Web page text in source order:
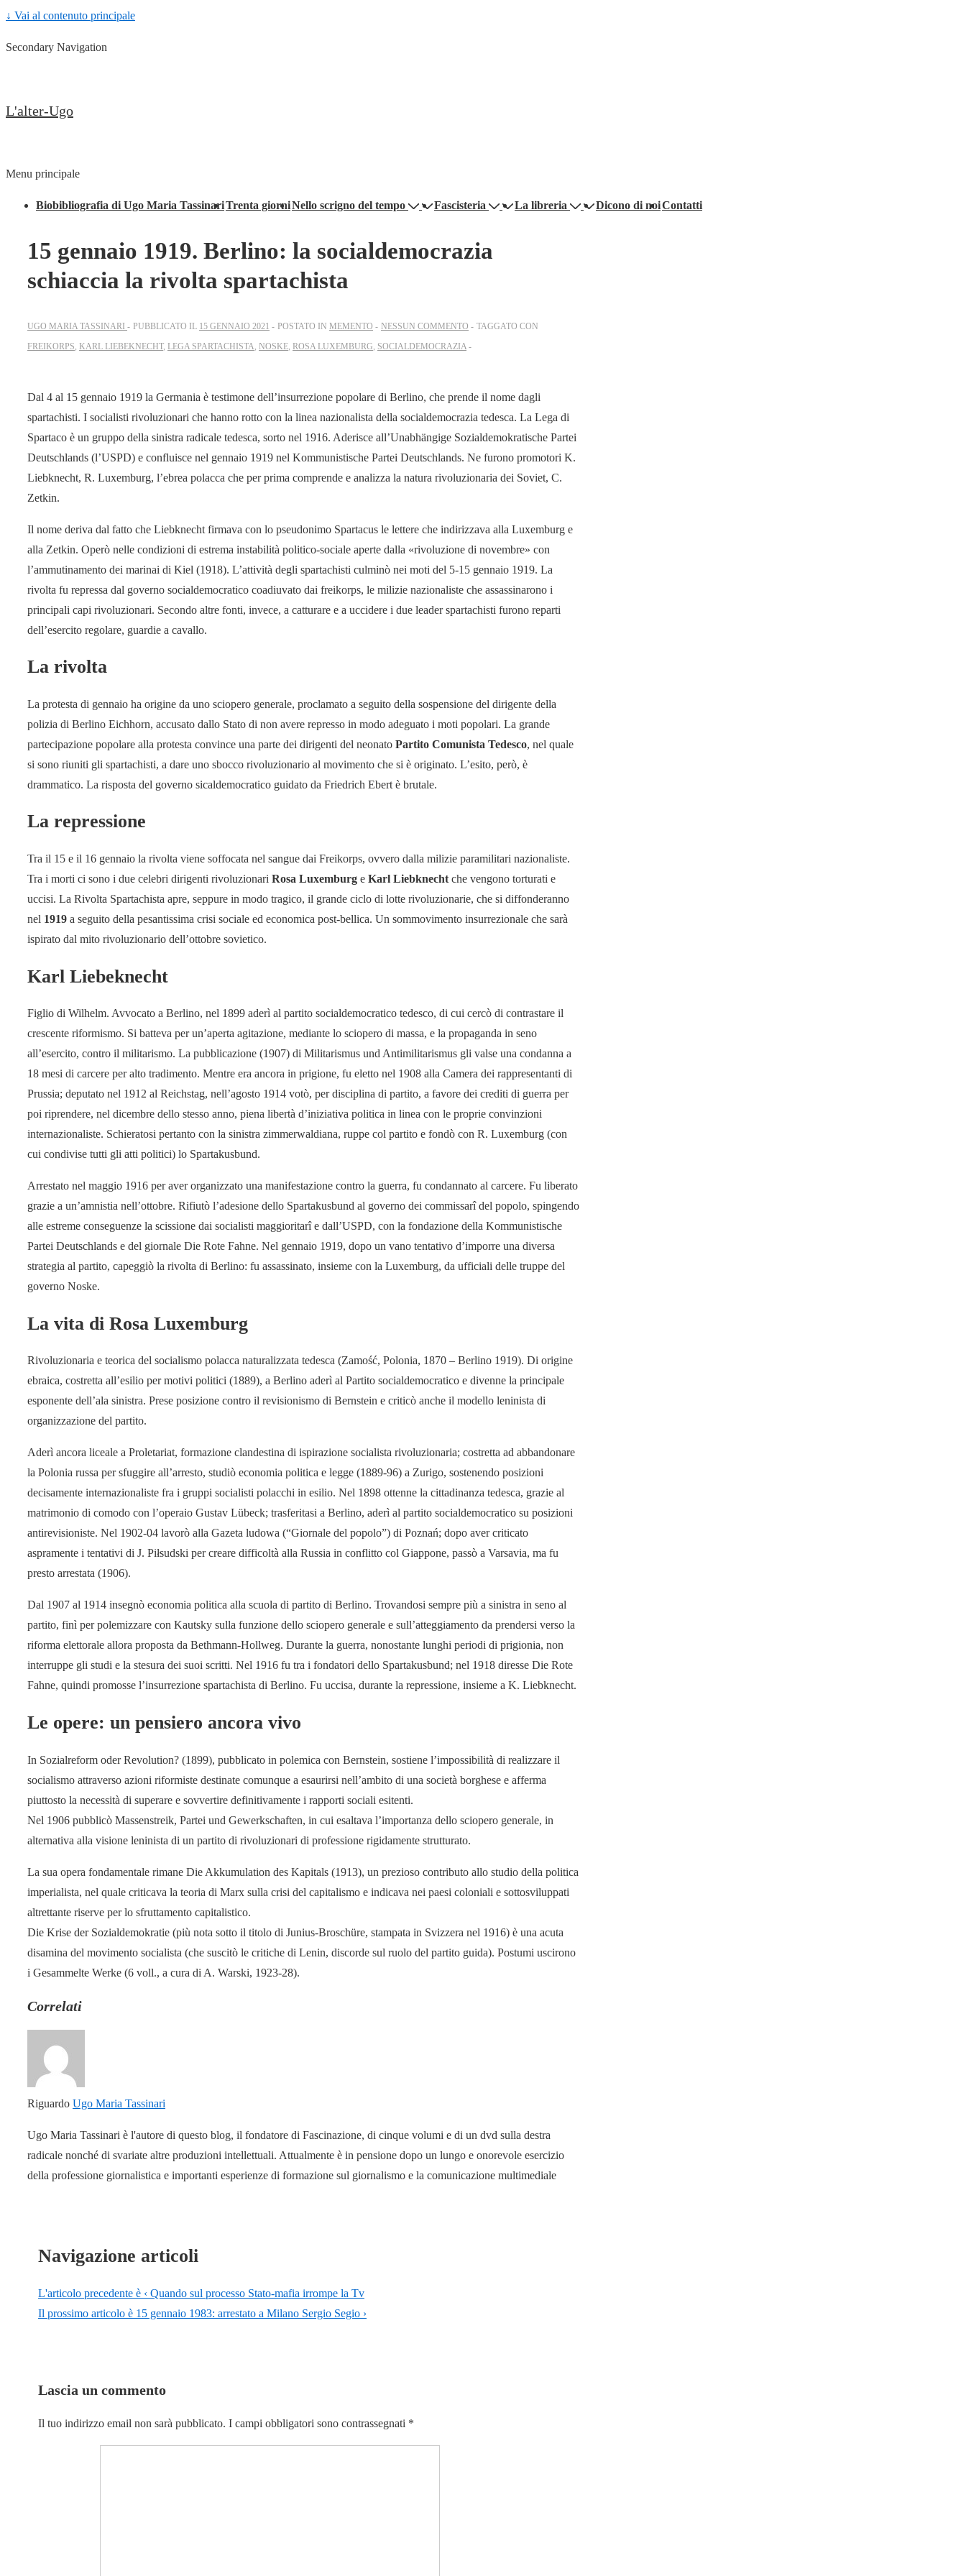
↓ Vai al contenuto principale
Secondary Navigation
L'alter-Ugo
Menu principale
Biobibliografia di Ugo Maria TassinariTrenta giorniNello scrigno del tempo Fascisteria La libreria Dicono di noiContatti
15 gennaio 1919. Berlino: la socialdemocrazia
schiaccia la rivolta spartachista
UGO MARIA TASSINARI PUBBLICATO IL 15 GENNAIO 2021 POSTATO IN MEMENTO NESSUN COMMENTO
TAGGATO CON
FREIKORPS KARL LIEBEKNECHT, LEGA SPARTACHISTA NOSKE ROSA LUXEMBURG SOCIALDEMOCRAZIA
Dal 4 al 15 gennaio 1919 la Germania è testimone dell’insurrezione popolare di Berlino, che prende il nome dagli
spartachisti. I socialisti rivoluzionari che hanno rotto con la linea nazionalista della socialdemocrazia tedesca. La Lega di
Spartaco è un gruppo della sinistra radicale tedesca, sorto nel 1916. Aderisce all’Unabhängige Sozialdemokratische Partei
Deutschlands (l’USPD) e confluisce nel gennaio 1919 nel Kommunistische Partei Deutschlands. Ne furono promotori K.
Liebknecht, R. Luxemburg, l’ebrea polacca che per prima comprende e analizza la natura rivoluzionaria dei Soviet, C.
Zetkin.
Il nome deriva dal fatto che Liebknecht firmava con lo pseudonimo Spartacus le lettere che indirizzava alla Luxemburg e
alla Zetkin. Operò nelle condizioni di estrema instabilità politico-sociale aperte dalla «rivoluzione di novembre» con
l’ammutinamento dei marinai di Kiel (1918). L’attività degli spartachisti culminò nei moti del 5-15 gennaio 1919. La
rivolta fu repressa dal governo socialdemocratico coadiuvato dai freikorps, le milizie nazionaliste che assassinarono i
principali capi rivoluzionari. Secondo altre fonti, invece, a catturare e a uccidere i due leader spartachisti furono reparti
dell’esercito regolare, guardie a cavallo.
La rivolta
La protesta di gennaio ha origine da uno sciopero generale, proclamato a seguito della sospensione del dirigente della
polizia di Berlino Eichhorn, accusato dallo Stato di non avere represso in modo adeguato i moti popolari. La grande
partecipazione popolare alla protesta convince una parte dei dirigenti del neonato Partito Comunista Tedesco, nel quale
si sono riuniti gli spartachisti, a dare uno sbocco rivoluzionario al movimento che si è originato. L’esito, però, è
drammatico. La risposta del governo sicaldemocratico guidato da Friedrich Ebert è brutale.
La repressione
Tra il 15 e il 16 gennaio la rivolta viene soffocata nel sangue dai Freikorps, ovvero dalla milizie paramilitari nazionaliste.
Tra i morti ci sono i due celebri dirigenti rivoluzionari Rosa Luxemburg e Karl Liebknecht che vengono torturati e
uccisi. La Rivolta Spartachista apre, seppure in modo tragico, il grande ciclo di lotte rivoluzionarie, che si diffonderanno
nel 1919 a seguito della pesantissima crisi sociale ed economica post-bellica. Un sommovimento insurrezionale che sarà
ispirato dal mito rivoluzionario dell’ottobre sovietico.
Karl Liebeknecht
Figlio di Wilhelm. Avvocato a Berlino, nel 1899 aderì al partito socialdemocratico tedesco, di cui cercò di contrastare il
crescente riformismo. Si batteva per un’aperta agitazione, mediante lo sciopero di massa, e la propaganda in seno
all’esercito, contro il militarismo. La pubblicazione (1907) di Militarismus und Antimilitarismus gli valse una condanna a
18 mesi di carcere per alto tradimento. Mentre era ancora in prigione, fu eletto nel 1908 alla Camera dei rappresentanti di
Prussia; deputato nel 1912 al Reichstag, nell’agosto 1914 votò, per disciplina di partito, a favore dei crediti di guerra per
poi riprendere, nel dicembre dello stesso anno, piena libertà d’iniziativa politica in linea con le proprie convinzioni
internazionaliste. Schieratosi pertanto con la sinistra zimmerwaldiana, ruppe col partito e fondò con R. Luxemburg (con
cui condivise tutti gli atti politici) lo Spartakusbund.
Arrestato nel maggio 1916 per aver organizzato una manifestazione contro la guerra, fu condannato al carcere. Fu liberato
grazie a un’amnistia nell’ottobre. Rifiutò l’adesione dello Spartakusbund al governo dei commissarî del popolo, spingendo
alle estreme conseguenze la scissione dai socialisti maggioritarî e dall’USPD, con la fondazione della Kommunistische
Partei Deutschlands e del giornale Die Rote Fahne. Nel gennaio 1919, dopo un vano tentativo d’imporre una diversa
strategia al partito, capeggiò la rivolta di Berlino: fu assassinato, insieme con la Luxemburg, da ufficiali delle truppe del
governo Noske.
La vita di Rosa Luxemburg
Rivoluzionaria e teorica del socialismo polacca naturalizzata tedesca (Zamość, Polonia, 1870 – Berlino 1919). Di origine
ebraica, costretta all’esilio per motivi politici (1889), a Berlino aderì al Partito socialdemocratico e divenne la principale
esponente dell’ala sinistra. Prese posizione contro il revisionismo di Bernstein e criticò anche il modello leninista di
organizzazione del partito.
Aderì ancora liceale a Proletariat, formazione clandestina di ispirazione socialista rivoluzionaria; costretta ad abbandonare
la Polonia russa per sfuggire all’arresto, studiò economia politica e legge (1889-96) a Zurigo, sostenendo posizioni
decisamente internazionaliste fra i gruppi socialisti polacchi in esilio. Nel 1898 ottenne la cittadinanza tedesca, grazie al
matrimonio di comodo con l’operaio Gustav Lübeck; trasferitasi a Berlino, aderì al partito socialdemocratico su posizioni
antirevisioniste. Nel 1902-04 lavorò alla Gazeta ludowa (“Giornale del popolo”) di Poznań; dopo aver criticato
aspramente i tentativi di J. Piłsudski per creare difficoltà alla Russia in conflitto col Giappone, passò a Varsavia, ma fu
presto arrestata (1906).
Dal 1907 al 1914 insegnò economia politica alla scuola di partito di Berlino. Trovandosi sempre più a sinistra in seno al
partito, finì per polemizzare con Kautsky sulla funzione dello sciopero generale e sull’atteggiamento da prendersi verso la
riforma elettorale allora proposta da Bethmann-Hollweg. Durante la guerra, nonostante lunghi periodi di prigionia, non
interruppe gli studi e la stesura dei suoi scritti. Nel 1916 fu tra i fondatori dello Spartakusbund; nel 1918 diresse Die Rote
Fahne, quindi promosse l’insurrezione spartachista di Berlino. Fu uccisa, durante la repressione, insieme a K. Liebknecht.
Le opere: un pensiero ancora vivo
In Sozialreform oder Revolution? (1899), pubblicato in polemica con Bernstein, sostiene l’impossibilità di realizzare il
socialismo attraverso azioni riformiste destinate comunque a esaurirsi nell’ambito di una società borghese e afferma
piuttosto la necessità di superare e sovvertire definitivamente i rapporti sociali esitenti.
Nel 1906 pubblicò Massenstreik, Partei und Gewerkschaften, in cui esaltava l’importanza dello sciopero generale, in
alternativa alla visione leninista di un partito di rivoluzionari di professione rigidamente strutturato.
La sua opera fondamentale rimane Die Akkumulation des Kapitals (1913), un prezioso contributo allo studio della politica
imperialista, nel quale criticava la teoria di Marx sulla crisi del capitalismo e indicava nei paesi coloniali e sottosviluppati
altrettante riserve per lo sfruttamento capitalistico.
Die Krise der Sozialdemokratie (più nota sotto il titolo di Junius-Broschüre, stampata in Svizzera nel 1916) è una acuta
disamina del movimento socialista (che suscitò le critiche di Lenin, discorde sul ruolo del partito guida). Postumi uscirono
i Gesammelte Werke (6 voll., a cura di A. Warski, 1923-28).
Correlati
Riguardo Ugo Maria Tassinari
Ugo Maria Tassinari è l'autore di questo blog, il fondatore di Fascinazione, di cinque volumi e di un dvd sulla destra
radicale nonché di svariate altre produzioni intellettuali. Attualmente è in pensione dopo un lungo e onorevole esercizio
della professione giornalistica e importanti esperienze di formazione sul giornalismo e la comunicazione multimediale
Navigazione articoli
L'articolo precedente è ‹ Quando sul processo Stato-mafia irrompe la Tv
Il prossimo articolo è 15 gennaio 1983: arrestato a Milano Sergio Segio ›
Lascia un commento
Il tuo indirizzo email non sarà pubblicato. I campi obbligatori sono contrassegnati *